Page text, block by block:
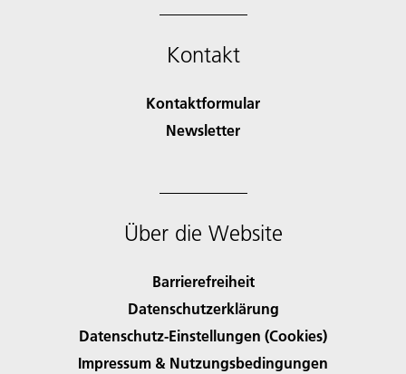
Kontakt
Kontaktformular
Newsletter
Über die Website
Barrierefreiheit
Datenschutzerklärung
Datenschutz-Einstellungen (Cookies)
Impressum & Nutzungsbedingungen